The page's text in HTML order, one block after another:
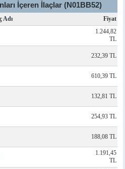
İçeren İlaçlar (N01BB52)
Adı Fiyat
1.244,82
TL
232,39 TL
610,39 TL
132,81 TL
254,93 TL
188,08 TL
1.191,45
TL